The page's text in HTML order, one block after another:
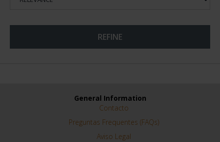
REFINE
General Information
Contacto
Preguntas Frequentes (FAQs)
Aviso Legal